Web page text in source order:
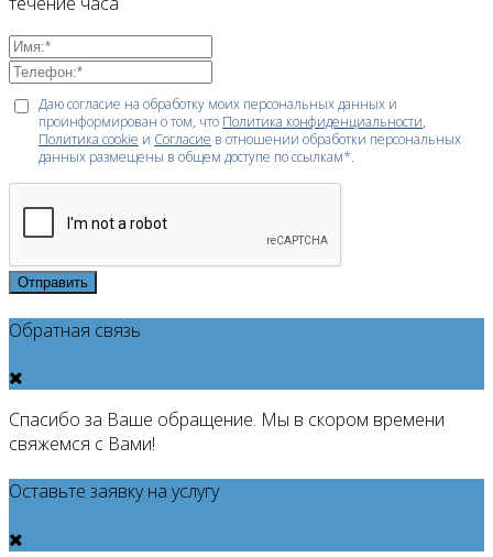
Даю согласие на обработку моих персональных данных и
проинформирован о том, что Политика конфиденциальности,
Политика cookie и Согласие в отношении обработки персональных
данных размещены в общем доступе по ссылкам*.
Отправить
Обратная связь
Спасибо за Ваше обращение. Мы в скором времени
свяжемся с Вами!
Оставьте заявку на услугу